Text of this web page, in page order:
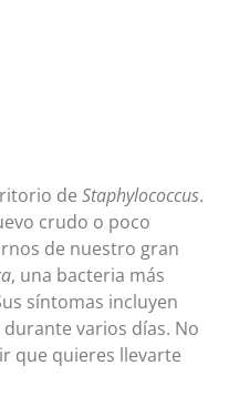
de Staphylococcus.
crudo o poco
de nuestro gran
, una bacteria más
síntomas incluyen
varios días. No
que quieres llevarte